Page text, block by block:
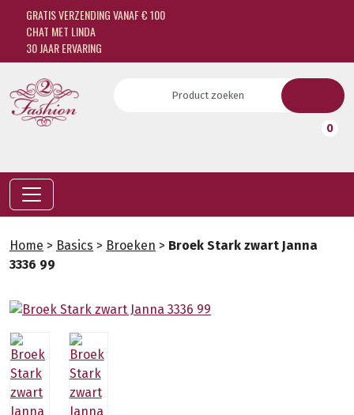
GRATIS VERZENDING VANAF € 100
CHAT MET LINDA
30 JAAR ERVARING
0
Home > Basics > Broeken > Broek Stark zwart Janna
3336 99